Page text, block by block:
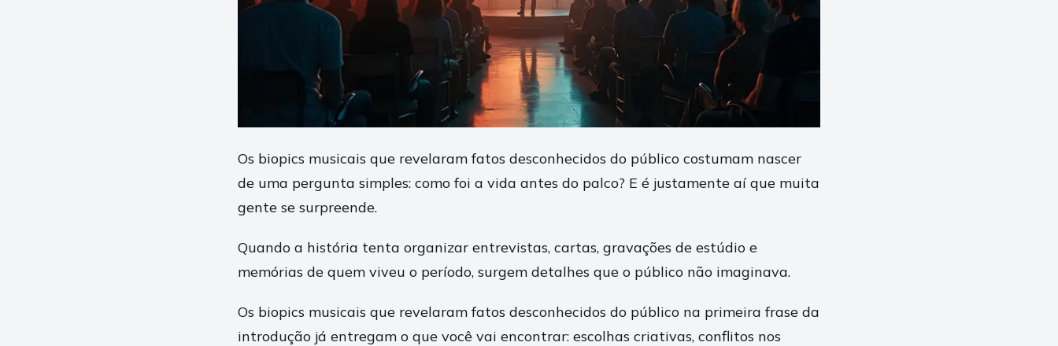
Os biopics musicais que revelaram fatos desconhecidos do público costumam nascer
de uma pergunta simples: como foi a vida antes do palco? E é justamente aí que muita
gente se surpreende.
Quando a história tenta organizar entrevistas, cartas, gravações de estúdio e
memórias de quem viveu o período, surgem detalhes que o público não imaginava.
Os biopics musicais que revelaram fatos desconhecidos do público na primeira frase da
introdução já entregam o que você vai encontrar: escolhas criativas, conflitos nos